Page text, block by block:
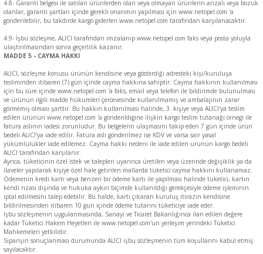
4.8- Garanti belgesi ile satılan ürünlerden olan veya olmayan ürünlerin arızalı veya bozuk
olanlar, garanti şartları içinde gerekli onarımın yapılması için www.netopel.com 'a
gönderilebilir, bu takdirde kargo giderleri www.netopel.com tarafından karşılanacaktır.
4.9- İşbu sözleşme, ALICI tarafından imzalanıp www.netopel.com faks veya posta yoluyla
ulaştırılmasından sonra geçerlilik kazanır.
MADDE 5 - CAYMA HAKKI
ALICI, sözleşme konusu ürünün kendisine veya gösterdiği adresteki kişi/kuruluşa
tesliminden itibaren (7) gün içinde cayma hakkına sahiptir. Cayma hakkının kullanılması
için bu süre içinde www.netopel.com 'a faks, email veya telefon ile bildirimde bulunulması
ve ürünün ilgili madde hükümleri çercevesinde kullanılmamış ve ambalajının zarar
görmemiş olması şarttır. Bu hakkın kullanılması halinde, 3. kişiye veya ALICI'ya teslim
edilen ürünün www.netopel.com 'a gönderildigine ilişkin kargo teslim tutanağı örnegi ile
fatura aslının iadesi zorunludur. Bu belgelerin ulaşmasını takip eden 7 gün içinde ürün
bedeli ALICI'ya iade edilir. Fatura aslı gönderilmez ise KDV ve varsa sair yasal
yükümlülükler iade edilemez. Cayma hakkı nedeni ile iade edilen ürünün kargo bedeli
ALICI tarafından karşılanır.
Ayrıca, tüketicinin özel istek ve talepleri uyarınca üretilen veya üzerinde değişiklik ya da
ilaveler yapılarak kişiye özel hale getirilen mallarda tüketici cayma hakkını kullanamaz.
Ödemenin kredi kartı veya benzeri bir ödeme kartı ile yapılması halinde tüketici, kartın
kendi rızası dışında ve hukuka aykırı biçimde kullanıldığı gerekçesiyle ödeme işleminin
iptal edilmesini talep edebilir. Bu halde, kartı çıkaran kuruluş itirazın kendisine
bildirilmesinden itibaren 10 gün içinde ödeme tutarını tüketiciye iade eder.
İşbu sözleşmenin uygulanmasında, Sanayi ve Ticaret Bakanlığınca ilan edilen değere
kadar Tüketici Hakem Heyetleri ile www.netopel.com'un yerleşim yerindeki Tüketici
Mahkemeleri yetkilidir.
Siparişin sonuçlanması durumunda ALICI işbu sözleşmenin tüm koşullarını kabul etmiş
sayılacaktır.